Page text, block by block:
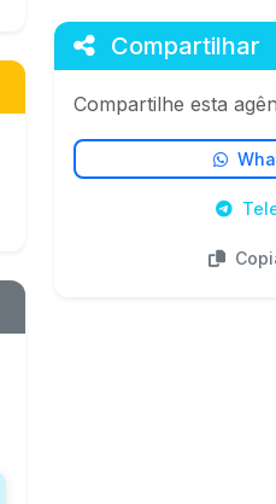
Compartilhar
Compartilhe esta